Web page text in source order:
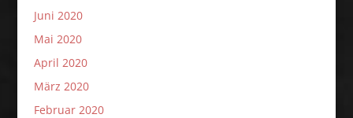
Juni 2020
Mai 2020
April 2020
März 2020
Februar 2020